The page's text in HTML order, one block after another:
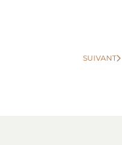
SUIVANT